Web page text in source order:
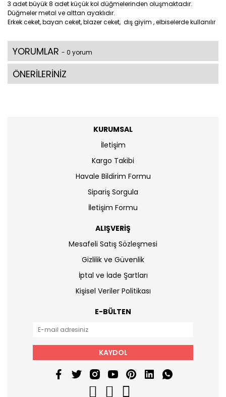
3 adet büyük 8 adet küçük kol düğmelerinden oluşmaktadır.
Düğmeler metal ve alttan ayaklıdır.
Erkek ceket, bayan ceket, blazer ceket, dış giyim , elbiselerde kullanılır
YORUMLAR - 0 yorum
ÖNERİLERİNİZ
KURUMSAL
İletişim
Kargo Takibi
Havale Bildirim Formu
Sipariş Sorgula
İletişim Formu
ALIŞVERİŞ
Mesafeli Satış Sözleşmesi
Gizlilik ve Güvenlik
İptal ve İade Şartları
Kişisel Veriler Politikası
E-BÜLTEN
KAYDOL